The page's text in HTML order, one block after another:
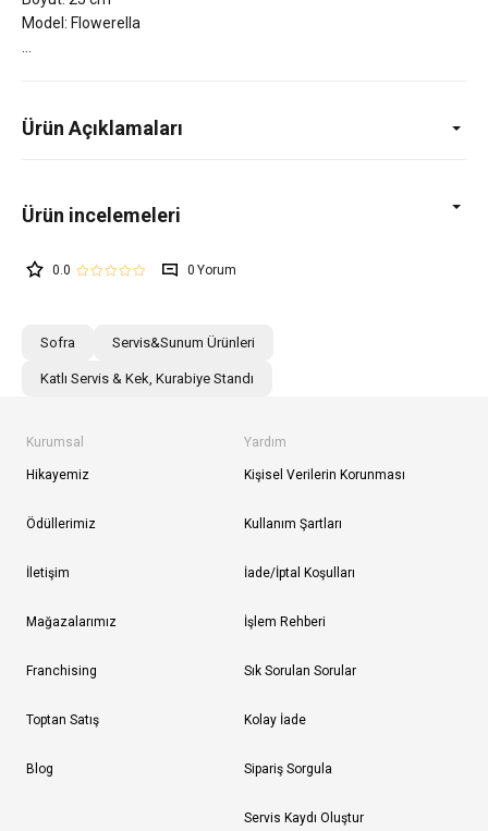
Model: Flowerella
Ürün Açıklamaları
0.0 0
Sofra Servis&Sunum Ürünleri
Katlı Servis & Kek, Kurabiye Standı
Kurumsal
Hikayemiz
Ödüllerimiz
İletişim
Mağazalarımız
Franchising
Toptan Satış
Blog
Yardım
Kişisel Verilerin Korunması
Kullanım Şartları
İade/İptal Koşulları
İşlem Rehberi
Sık Sorulan Sorular
Kolay İade
Sipariş Sorgula
Servis Kaydı Oluştur